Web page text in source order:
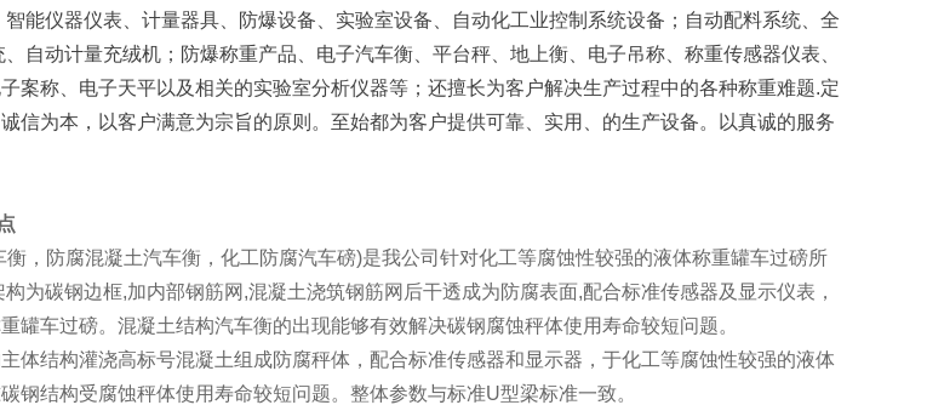
能仪器仪表、计量器具、防爆设备、实验室设备、自动化工业控制系统设备；自动配料系统、全
自动计量充绒机；防爆称重产品、电子汽车衡、平台秤、地上衡、电子吊称、称重传感器仪表、
案称、电子天平以及相关的实验室分析仪器等；还擅长为客户解决生产过程中的各种称重难题.定
信为本，以客户满意为宗旨的原则。至始都为客户提供可靠、实用、的生产设备。以真诚的服务
，防腐混凝土汽车衡，化工防腐汽车磅)是我公司针对化工等腐蚀性较强的液体称重罐车过磅所
为碳钢边框,加内部钢筋网,混凝土浇筑钢筋网后干透成为防腐表面,配合标准传感器及显示仪表，
罐车过磅。混凝土结构汽车衡的出现能够有效解决碳钢腐蚀秤体使用寿命较短问题。
体结构灌浇高标号混凝土组成防腐秤体，配合标准传感器和显示器，于化工等腐蚀性较强的液体
钢结构受腐蚀秤体使用寿命较短问题。整体参数与标准U型梁标准一致。